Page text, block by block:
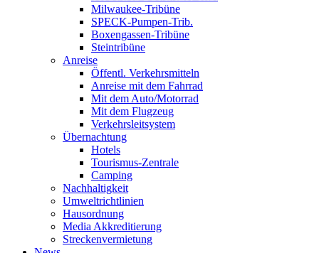
Milwaukee-Tribüne
SPECK-Pumpen-Trib.
Boxengassen-Tribüne
Steintribüne
Anreise
Öffentl. Verkehrsmitteln
Anreise mit dem Fahrrad
Mit dem Auto/Motorrad
Mit dem Flugzeug
Verkehrsleitsystem
Übernachtung
Hotels
Tourismus-Zentrale
Camping
Nachhaltigkeit
Umweltrichtlinien
Hausordnung
Media Akkreditierung
Streckenvermietung